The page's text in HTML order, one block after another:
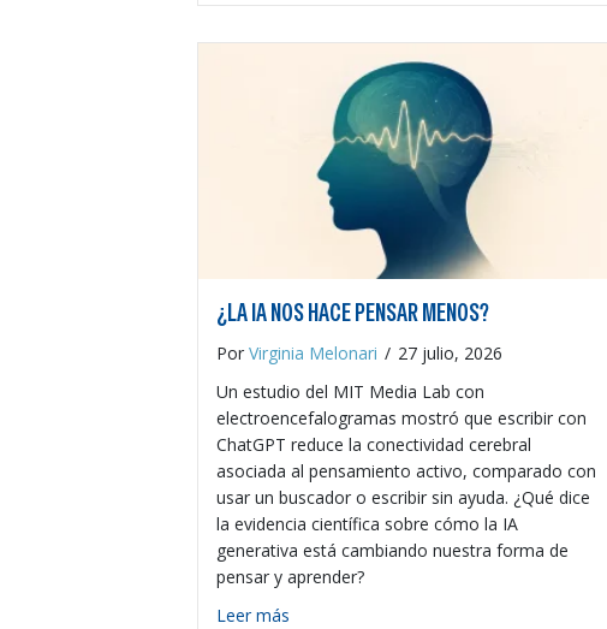
¿LA IA NOS HACE PENSAR MENOS?
Por Virginia Melonari / 27 julio, 2026
Un estudio del MIT Media Lab con
electroencefalogramas mostró que escribir con
ChatGPT reduce la conectividad cerebral
asociada al pensamiento activo, comparado con
usar un buscador o escribir sin ayuda. ¿Qué dice
la evidencia científica sobre cómo la IA
generativa está cambiando nuestra forma de
pensar y aprender?
Leer más